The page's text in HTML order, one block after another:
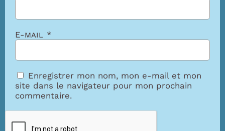
E-mail *
Enregistrer mon nom, mon e-mail et mon
site dans le navigateur pour mon prochain
commentaire.